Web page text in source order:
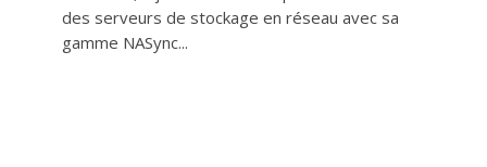
des serveurs de stockage en réseau avec sa
gamme NASync...